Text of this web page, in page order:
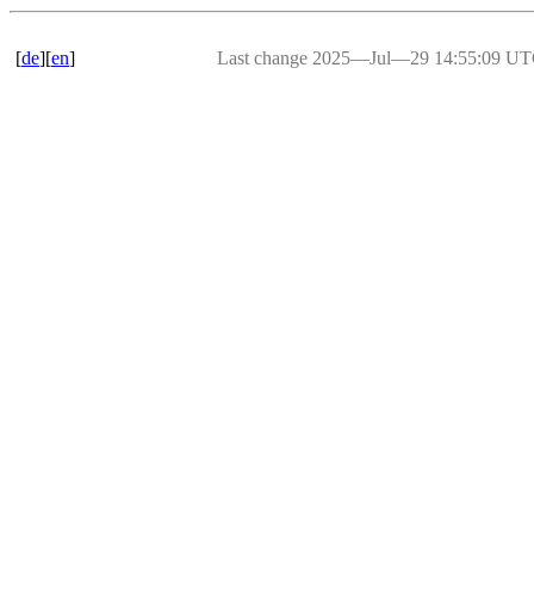
[de][en] Last change 2025―Jul―29 14:55:09